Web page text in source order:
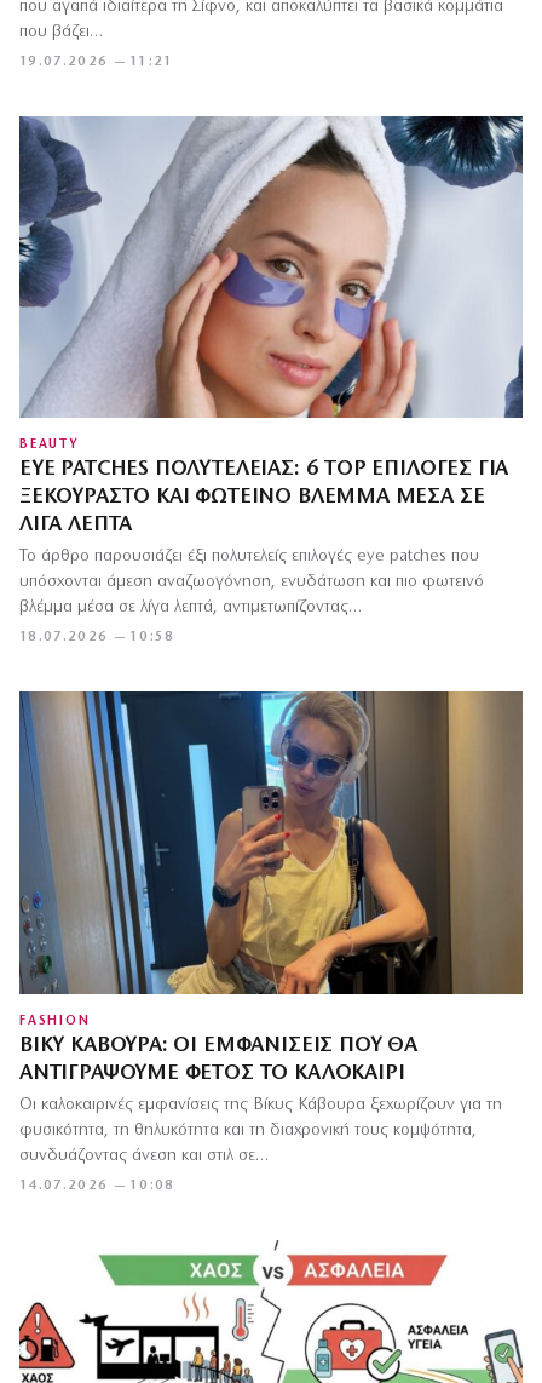
19.07.2026 — 11:21
που αγαπά ιδιαίτερα τη Σίφνο, και αποκαλύπτει τα βασικά κομμάτια
που βάζει…
BEAUTY
EYE PATCHES ΠΟΛΥΤΕΛΕΊΑΣ: 6 TOP ΕΠΙΛΟΓΈΣ ΓΙΑ
ΞΕΚΟΎΡΑΣΤΟ ΚΑΙ ΦΩΤΕΙΝΌ ΒΛΈΜΜΑ ΜΈΣΑ ΣΕ
ΛΊΓΑ ΛΕΠΤΆ
18.07.2026 — 10:58
Το άρθρο παρουσιάζει έξι πολυτελείς επιλογές eye patches που
υπόσχονται άμεση αναζωογόνηση, ενυδάτωση και πιο φωτεινό
βλέμμα μέσα σε λίγα λεπτά, αντιμετωπίζοντας…
FASHION
ΒΊΚΥ ΚΆΒΟΥΡΑ: ΟΙ ΕΜΦΑΝΊΣΕΙΣ ΠΟΥ ΘΑ
ΑΝΤΙΓΡΆΨΟΥΜΕ ΦΈΤΟΣ ΤΟ ΚΑΛΟΚΑΊΡΙ
14.07.2026 — 10:08
Οι καλοκαιρινές εμφανίσεις της Βίκυς Κάβουρα ξεχωρίζουν για τη
φυσικότητα, τη θηλυκότητα και τη διαχρονική τους κομψότητα,
συνδυάζοντας άνεση και στιλ σε…